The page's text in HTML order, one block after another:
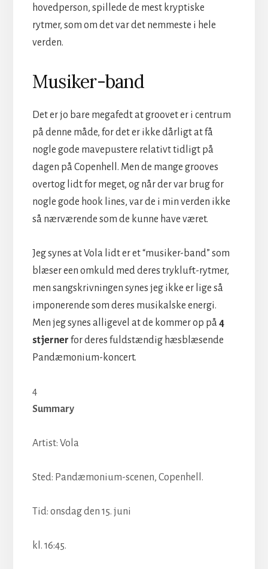
hovedperson, spillede de mest kryptiske
rytmer, som om det var det nemmeste i hele
verden.
Musiker-band
Det er jo bare megafedt at groovet er i centrum
på denne måde, for det er ikke dårligt at få
nogle gode mavepustere relativt tidligt på
dagen på Copenhell. Men de mange grooves
overtog lidt for meget, og når der var brug for
nogle gode hook lines, var de i min verden ikke
så nærværende som de kunne have været.
Jeg synes at Vola lidt er et “musiker-band” som
blæser een omkuld med deres trykluft-rytmer,
men sangskrivningen synes jeg ikke er lige så
imponerende som deres musikalske energi.
Men jeg synes alligevel atde kommer op på 4
stjerner for deres fuldstændig hæsblæsende
Pandæmonium-koncert.
4
Summary
Artist: Vola
Sted: Pandæmonium-scenen, Copenhell.
Tid: onsdag den 15. juni
kl. 16:45.